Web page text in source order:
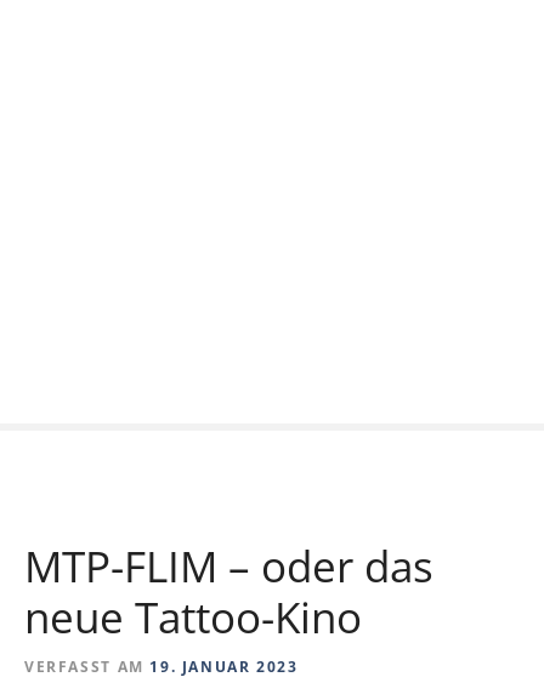
MTP-FLIM – oder das
neue Tattoo-Kino
VERFASST AM 19. JANUAR 2023